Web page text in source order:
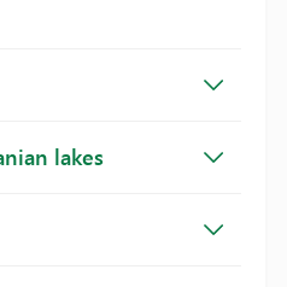
lakes